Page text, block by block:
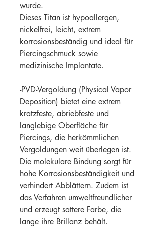
wurde.
Dieses Titan ist hypoallergen,
nickelfrei, leicht, extrem
korrosionsbeständig und ideal für
Piercingschmuck sowie
medizinische Implantate.
-PVD-Vergoldung (Physical Vapor
Deposition) bietet eine extrem
kratzfeste, abriebfeste und
langlebige Oberfläche für
Piercings, die herkömmlichen
Vergoldungen weit überlegen ist.
Die molekulare Bindung sorgt für
hohe Korrosionsbeständigkeit und
verhindert Abblättern. Zudem ist
das Verfahren umweltfreundlicher
und erzeugt sattere Farbe, die
lange ihre Brillanz behält.